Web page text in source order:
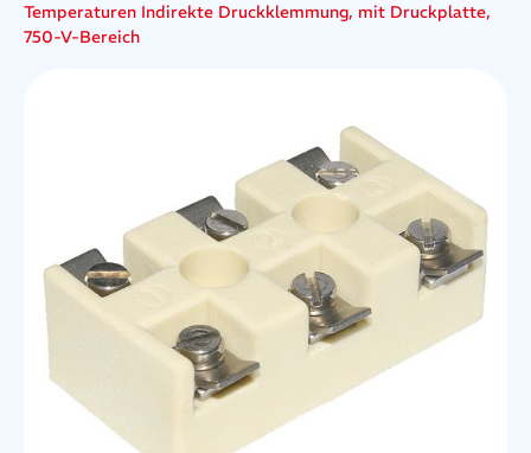
Temperaturen Indirekte Druckklemmung, mit Druckplatte,
750-V-Bereich